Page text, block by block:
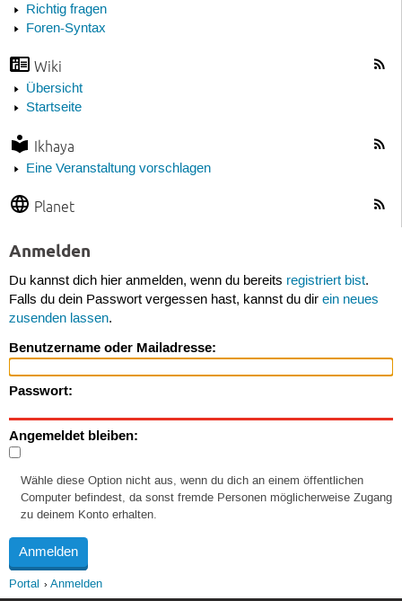
Richtig fragen
Foren-Syntax
Wiki
Übersicht
Startseite
Ikhaya
Eine Veranstaltung vorschlagen
Planet
Anmelden
Du kannst dich hier anmelden, wenn du bereits registriert bist.
Falls du dein Passwort vergessen hast, kannst du dir ein neues
zusenden lassen.
Benutzername oder Mailadresse:
Passwort:
Angemeldet bleiben:
Wähle diese Option nicht aus, wenn du dich an einem öffentlichen
Computer befindest, da sonst fremde Personen möglicherweise Zugang
zu deinem Konto erhalten.
Portal Anmelden